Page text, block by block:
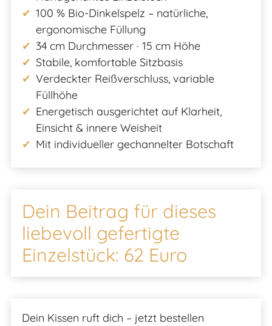
100 % Bio-Dinkelspelz – natürliche,
ergonomische Füllung
34 cm Durchmesser · 15 cm Höhe
Stabile, komfortable Sitzbasis
Verdeckter Reißverschluss, variable
Füllhöhe
Energetisch ausgerichtet auf Klarheit,
Einsicht & innere Weisheit
Mit individueller gechannelter Botschaft
Dein Beitrag für dieses
liebevoll gefertigte
Einzelstück: 62 Euro
Dein Kissen ruft dich – jetzt bestellen